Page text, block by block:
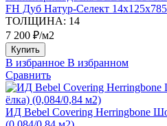
FH Дуб Натур-Селект
ТОЛЩИНА: 14
7 200 ₽/м2
Купить
В избранное В избранном
Сравнить
ИД Bebel Covering Herringbone